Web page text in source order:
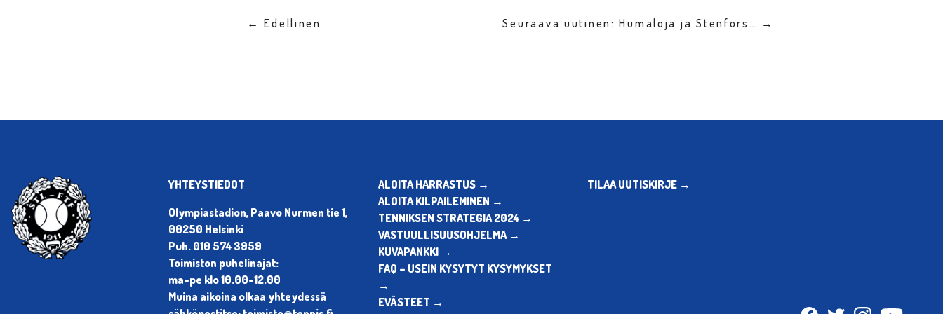
← Edellinen Seuraava uutinen: Humaloja ja Stenfors… →
YHTEYSTIEDOT
Olympiastadion, Paavo Nurmen tie 1,
00250 Helsinki
Puh. 010 574 3959
Toimiston puhelinajat:
ma-pe klo 10.00-12.00
Muina aikoina olkaa yhteydessä
ALOITA HARRASTUS →
ALOITA KILPAILEMINEN →
TENNIKSEN STRATEGIA 2024 →
VASTUULLISUUSOHJELMA →
KUVAPANKKI →
FAQ – USEIN KYSYTYT KYSYMYKSET
→
EVÄSTEET →
TILAA UUTISKIRJE →